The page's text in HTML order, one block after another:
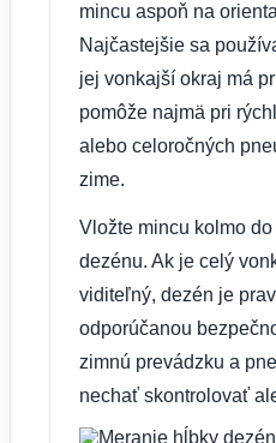
mincu aspoň na
Najčastejšie sa
jej vonkajší okraj má
pomôže najmä pri
alebo celoročných
zime.
Vložte mincu kolmo
dezénu. Ak je celý
viditeľný, dezén je
odporúčanou
zimnú prevádzku a
nechať skontrolovať